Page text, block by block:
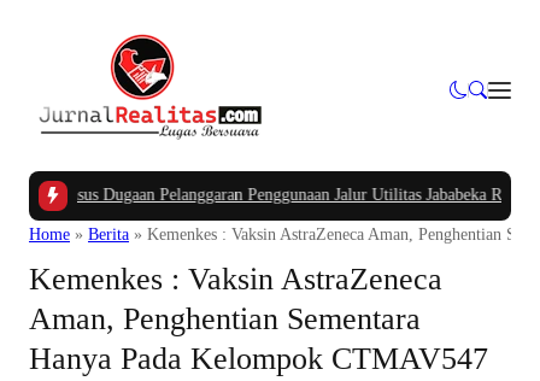
Kasus Dugaan Pelanggaran Penggunaan Jalur Utilitas Jababeka Resmi Naik
Home » Berita » Kemenkes : Vaksin AstraZeneca Aman, Penghentian
Kemenkes : Vaksin AstraZeneca
Aman, Penghentian Sementara
Hanya Pada Kelompok CTMAV547